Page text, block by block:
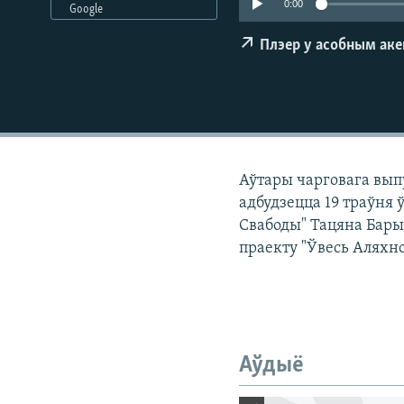
0:00
Плэер у асобным
Google
Аўтары чарговага
адбудзецца 19
Свабоды" Тацяна
праекту "Ўвесь
Аўдыё